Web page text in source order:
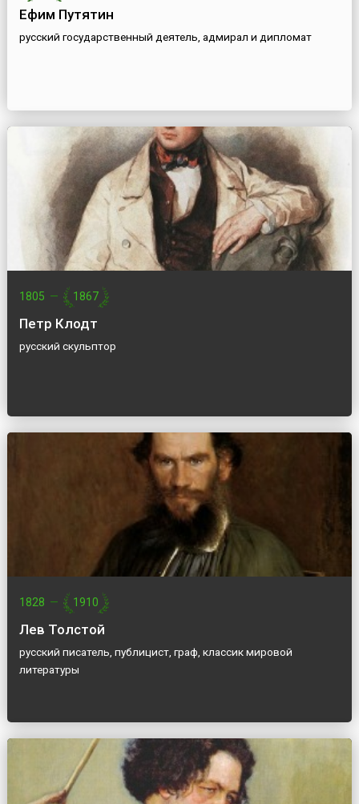
Ефим Путятин
русский государственный деятель, адмирал и дипломат
1805 — 1867
Петр Клодт
русский скульптор
1828 — 1910
Лев Толстой
русский писатель, публицист, граф, классик мировой
литературы